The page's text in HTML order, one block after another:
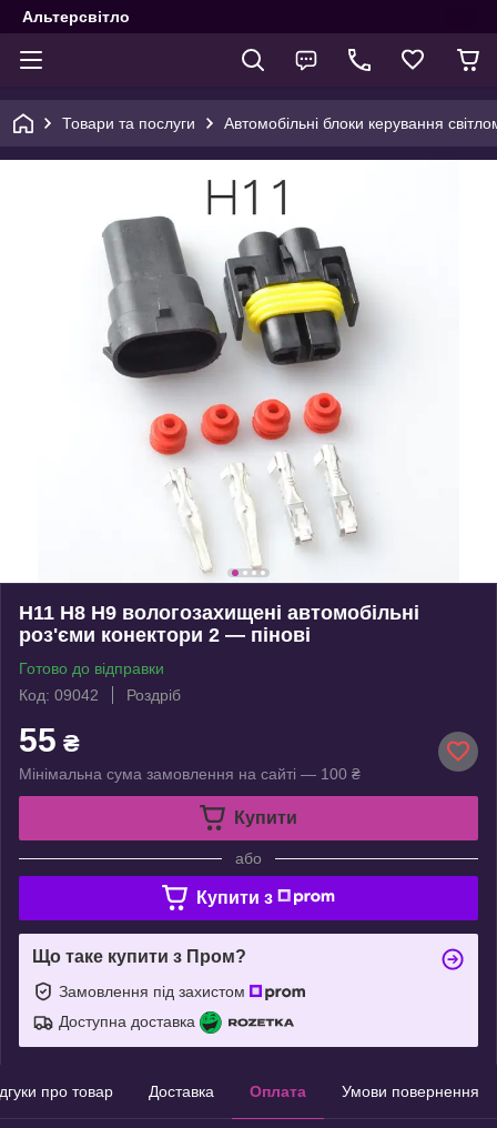
Альтерсвітло
Товари та послуги Автомобільні блоки керування
H11 H8 H9 вологозахищені автомобільні
роз'єми конектори 2 — пінові
Готово до відправки
Код: 09042
Роздріб
55 ₴
Мінімальна сума замовлення на сайті — 100 ₴
Купити
або
Купити з
Що таке купити з Пром?
Замовлення під захистом
Доступна доставка
про товар Доставка Оплата Умови повернення